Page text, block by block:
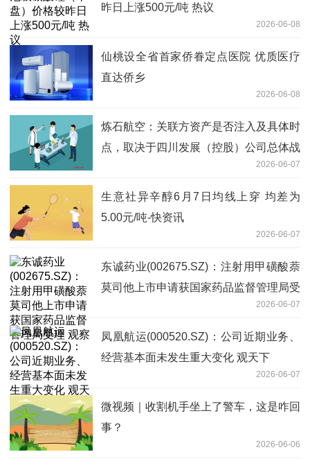
昨日上涨500元/吨 热议
2026-06-08
仙桃设全省首家侨眷定点医院 优质医疗
直达侨乡
2026-06-08
炼石航空：关联方资产是否注入及具体时
点，取决于四川发展（控股）公司总体战
2026-06-07
生意社异辛醇6月7日均线上穿 均差为
5.00元/吨-快资讯
2026-06-07
东诚药业(002675.SZ)：注射用甲磺酸萘
莫司他上市申请获国家药品监督管理局受
2026-06-07
凤凰航运(000520.SZ)：公司近期业务、
经营基本面未发生重大变化 观天下
2026-06-07
微视频｜收割机手坐上了警车，这是咋回
事？
2026-06-06